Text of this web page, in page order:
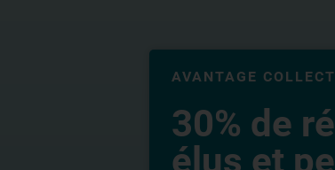
AVANTAGE
30% de
élus et